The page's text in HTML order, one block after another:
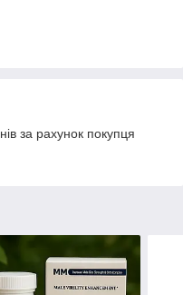
за рахунок покупця